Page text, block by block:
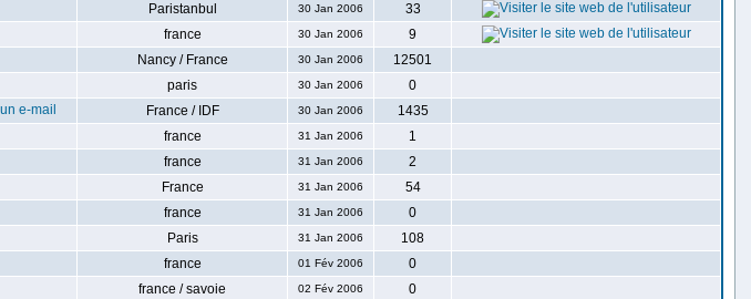
Paristanbul 30 Jan 2006
33
france 30 Jan 2006
9
Nancy / France 30 Jan 2006
12501
paris 30 Jan 2006
0
France / IDF 30 Jan 2006
1435
france 31 Jan 2006
1
france 31 Jan 2006
2
France 31 Jan 2006
54
france 31 Jan 2006
0
Paris 31 Jan 2006
108
france 01 Fév 2006
0
france / savoie 02 Fév 2006
0